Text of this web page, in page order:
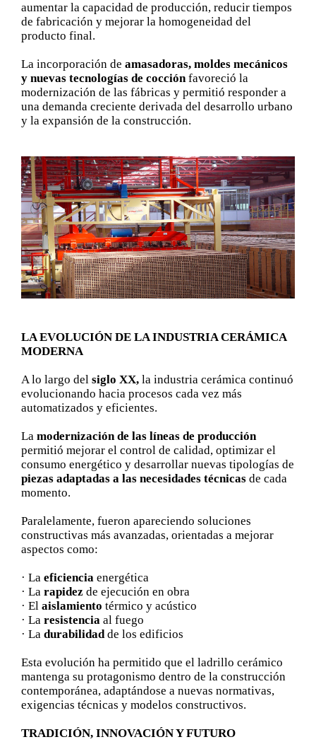
aumentar la capacidad de producción, reducir tiempos
de fabricación y mejorar la homogeneidad del
producto final.
La incorporación de amasadoras, moldes mecánicos
y nuevas tecnologías de cocciónfavoreció la
modernización de las fábricas y permitió responder a
una demanda creciente derivada del desarrollo urbano
y la expansión de la construcción.
LA EVOLUCIÓN DE LA INDUSTRIA CERÁMICA
MODERNA
A lo largo del siglo XX,la industria cerámica continuó
evolucionando hacia procesos cada vez más
automatizados y eficientes.
La modernización de las líneas de producción
permitió mejorar el control de calidad, optimizar el
consumo energético y desarrollar nuevas tipologías de
piezas adaptadas a las necesidades técnicasde cada
momento.
Paralelamente, fueron apareciendo soluciones
constructivas más avanzadas, orientadas a mejorar
aspectos como:
· La eficienciaenergética
· Larapidezde ejecución en obra
· El aislamiento térmico y acústico
· La resistenciaal fuego
· La durabilidadde los edificios
Esta evolución ha permitido que el ladrillo cerámico
mantenga su protagonismo dentro de la construcción
contemporánea, adaptándose a nuevas normativas,
exigencias técnicas y modelos constructivos.
TRADICIÓN, INNOVACIÓN Y FUTURO